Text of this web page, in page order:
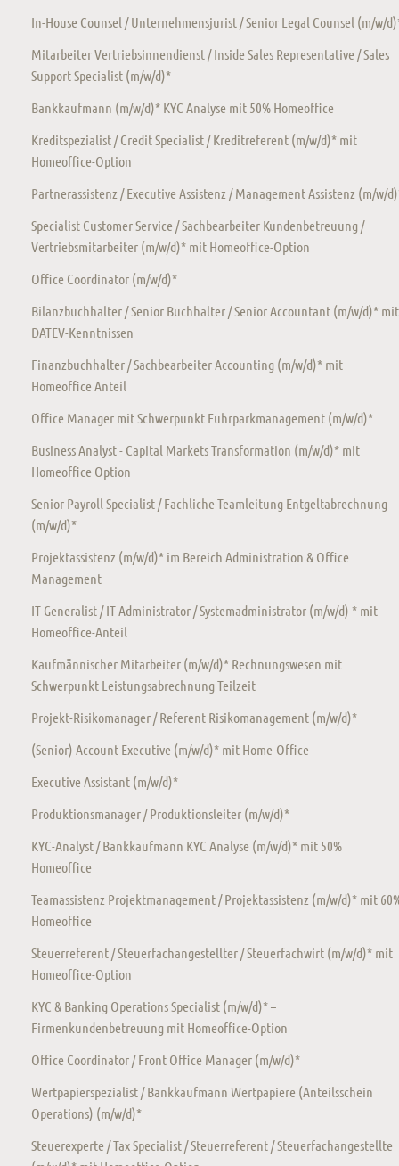
In-House Counsel / Unternehmensjurist / Senior Legal Counsel (m/w/
Mitarbeiter Vertriebsinnendienst / Inside Sales Representative / Sales
Support Specialist (m/w/d)*
Bankkaufmann (m/w/d)* KYC Analyse mit 50% Homeoffice
Kreditspezialist / Credit Specialist / Kreditreferent (m/w/d)* mit
Homeoffice-Option
Partnerassistenz / Executive Assistenz / Management Assistenz (m/w/
Specialist Customer Service / Sachbearbeiter Kundenbetreuung /
Vertriebsmitarbeiter (m/w/d)* mit Homeoffice-Option
Office Coordinator (m/w/d)*
Bilanzbuchhalter / Senior Buchhalter / Senior Accountant (m/w/d)* mit
DATEV-Kenntnissen
Finanzbuchhalter / Sachbearbeiter Accounting (m/w/d)* mit
Homeoffice Anteil
Office Manager mit Schwerpunkt Fuhrparkmanagement (m/w/d)*
Business Analyst - Capital Markets Transformation (m/w/d)* mit
Homeoffice Option
Senior Payroll Specialist / Fachliche Teamleitung Entgeltabrechnung
(m/w/d)*
Projektassistenz (m/w/d)* im Bereich Administration & Office
Management
IT-Generalist / IT-Administrator / Systemadministrator (m/w/d) * mit
Homeoffice-Anteil
Kaufmännischer Mitarbeiter (m/w/d)* Rechnungswesen mit
Schwerpunkt Leistungsabrechnung Teilzeit
Projekt-Risikomanager / Referent Risikomanagement (m/w/d)*
(Senior) Account Executive (m/w/d)* mit Home-Office
Executive Assistant (m/w/d)*
Produktionsmanager / Produktionsleiter (m/w/d)*
KYC-Analyst / Bankkaufmann KYC Analyse (m/w/d)* mit 50%
Homeoffice
Teamassistenz Projektmanagement / Projektassistenz (m/w/d)* mit
Homeoffice
Steuerreferent / Steuerfachangestellter / Steuerfachwirt (m/w/d)* mit
Homeoffice-Option
KYC & Banking Operations Specialist (m/w/d)* –
Firmenkundenbetreuung mit Homeoffice-Option
Office Coordinator / Front Office Manager (m/w/d)*
Wertpapierspezialist / Bankkaufmann Wertpapiere (Anteilsschein
Operations) (m/w/d)*
Steuerexperte / Tax Specialist / Steuerreferent / Steuerfachangestellte